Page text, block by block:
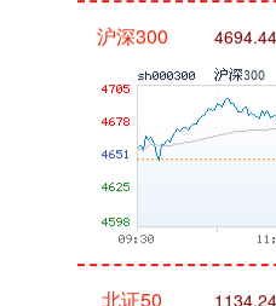
沪深300 4694.44
北证50 1134.24